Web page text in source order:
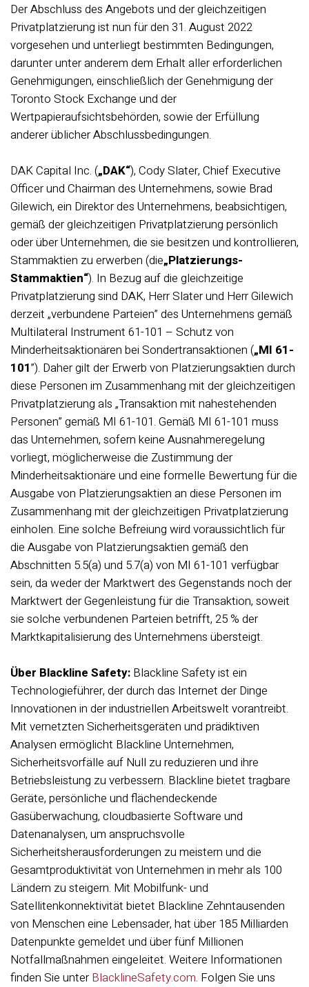
Der Abschluss des Angebots und der gleichzeitigen
Privatplatzierung ist nun für den 31. August 2022
vorgesehen und unterliegt bestimmten Bedingungen,
darunter unter anderem dem Erhalt aller erforderlichen
Genehmigungen, einschließlich der Genehmigung der
Toronto Stock Exchange und der
Wertpapieraufsichtsbehörden, sowie der Erfüllung
anderer üblicher Abschlussbedingungen.
DAK Capital Inc. („DAK“), Cody Slater, Chief Executive
Officer und Chairman des Unternehmens, sowie Brad
Gilewich, ein Direktor des Unternehmens, beabsichtigen,
gemäß der gleichzeitigen Privatplatzierung persönlich
oder über Unternehmen, die sie besitzen und kontrollieren,
Stammaktien zu erwerben (die„Platzierungs-
Stammaktien“). In Bezug auf die gleichzeitige
Privatplatzierung sind DAK, Herr Slater und Herr Gilewich
derzeit „verbundene Parteien” des Unternehmens gemäß
Multilateral Instrument 61-101 – Schutz von
Minderheitsaktionären bei Sondertransaktionen („MI 61-
101”). Daher gilt der Erwerb von Platzierungsaktien durch
diese Personen im Zusammenhang mit der gleichzeitigen
Privatplatzierung als „Transaktion mit nahestehenden
Personen” gemäß MI 61-101. Gemäß MI 61-101 muss
das Unternehmen, sofern keine Ausnahmeregelung
vorliegt, möglicherweise die Zustimmung der
Minderheitsaktionäre und eine formelle Bewertung für die
Ausgabe von Platzierungsaktien an diese Personen im
Zusammenhang mit der gleichzeitigen Privatplatzierung
einholen. Eine solche Befreiung wird voraussichtlich für
die Ausgabe von Platzierungsaktien gemäß den
Abschnitten 5.5(a) und 5.7(a) von MI 61-101 verfügbar
sein, da weder der Marktwert des Gegenstands noch der
Marktwert der Gegenleistung für die Transaktion, soweit
sie solche verbundenen Parteien betrifft, 25 % der
Marktkapitalisierung des Unternehmens übersteigt.
Über Blackline Safety: Blackline Safety ist ein
Technologieführer, der durch das Internet der Dinge
Innovationen in der industriellen Arbeitswelt vorantreibt.
Mit vernetzten Sicherheitsgeräten und prädiktiven
Analysen ermöglicht Blackline Unternehmen,
Sicherheitsvorfälle auf Null zu reduzieren und ihre
Betriebsleistung zu verbessern. Blackline bietet tragbare
Geräte, persönliche und flächendeckende
Gasüberwachung, cloudbasierte Software und
Datenanalysen, um anspruchsvolle
Sicherheitsherausforderungen zu meistern und die
Gesamtproduktivität von Unternehmen in mehr als 100
Ländern zu steigern. Mit Mobilfunk- und
Satellitenkonnektivität bietet Blackline Zehntausenden
von Menschen eine Lebensader, hat über 185 Milliarden
Datenpunkte gemeldet und über fünf Millionen
Notfallmaßnahmen eingeleitet. Weitere Informationen
finden Sie unter BlacklineSafety.com. Folgen Sie uns